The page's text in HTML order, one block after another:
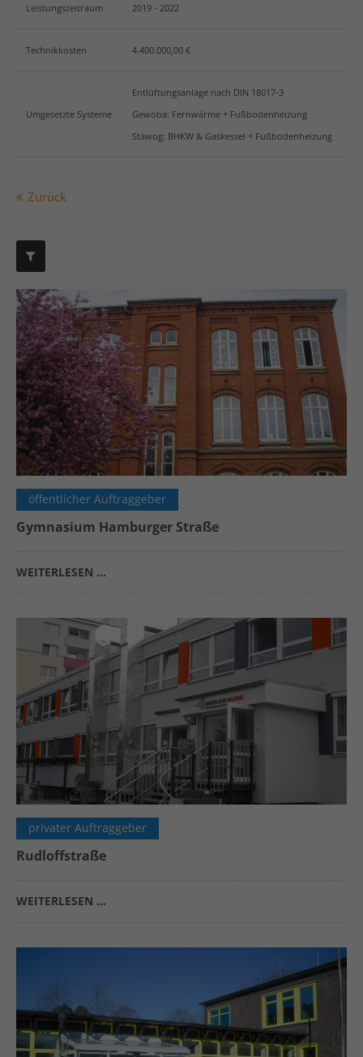
Leistungszeitraum 2019 - 2022
Technikkosten 4.400.000,00 €
Umgesetzte Systeme
Entlüftungsanlage nach DIN 18017-3
Gewoba: Fernwärme + Fußbodenheizung
Stäwog: BHKW & Gaskessel + Fußbodenheizung
Zurück
öffentlicher Auftraggeber
Gymnasium Hamburger Straße
WEITERLESEN …
privater Auftraggeber
Rudloffstraße
WEITERLESEN …